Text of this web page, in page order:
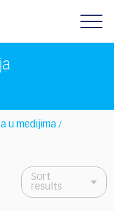
u medijima /
Sort
results